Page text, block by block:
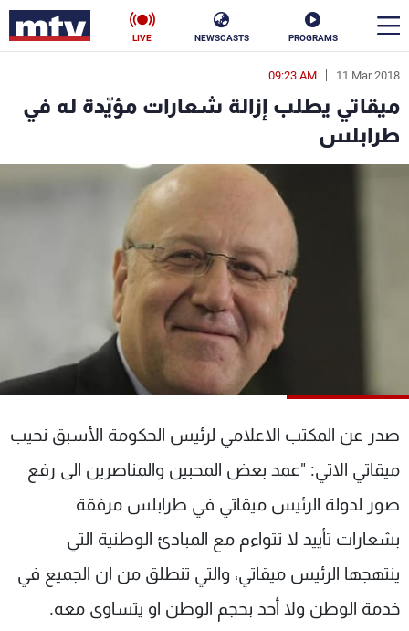
PROGRAMS
NEWSCASTS
LIVE
11 Mar 2018
09:23 AM
ميقاتي يطلب إزالة شعارات مؤيّدة له في
طرابلس
صدر عن المكتب الاعلامي لرئيس الحكومة الأسبق نحيب
ميقاتي الاتي: "عمد بعض المحبين والمناصرين الى رفع
صور لدولة الرئيس ميقاتي في طرابلس مرفقة
بشعارات تأييد لا تتواءم مع المبادئ الوطنية التي
ينتهجها الرئيس ميقاتي، والتي تنطلق من ان الجميع في
خدمة الوطن ولا أحد بحجم الوطن او يتساوى معه.
en
الأخبار
سياسة ناس
فن
رياضة
جدول البرامج
شاهد البرامج
عن MTV
الإنـتـاج
لاعلاناتكم
وظائف
تواصل معنا
شروط الإسـتخدام
سياسة الخصوصية